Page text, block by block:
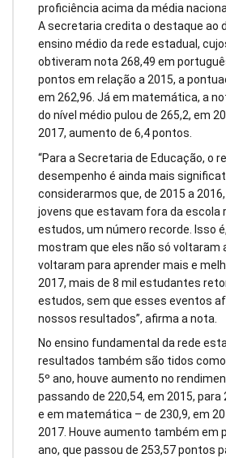
proficiência acima da média
A secretaria credita o destaque ao
ensino médio da rede estadual,
obtiveram nota 268,49 em
pontos em relação a 2015, a
em 262,96. Já em matemática, a
do nível médio pulou de 265,2, em
2017, aumento de 6,4 pontos.
“Para a Secretaria de Educação, o
desempenho é ainda mais
considerarmos que, de 2015 a
jovens que estavam fora da escola
estudos, um número recorde. Isso
mostram que eles não só voltaram
voltaram para aprender mais e
2017, mais de 8 mil estudantes
estudos, sem que esses eventos
nossos resultados”, afirma a nota.
No ensino fundamental da rede
resultados também são tidos
5º ano, houve aumento no
passando de 220,54, em 2015, para
e em matemática – de 230,9, em
2017. Houve aumento também em
ano, que passou de 253,57 pontos